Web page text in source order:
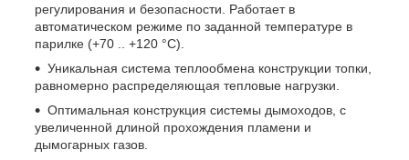
регулирования и безопасности. Работает в
автоматическом режиме по заданной температуре в
парилке (+70 .. +120 °C).
Уникальная система теплообмена конструкции топки,
равномерно распределяющая тепловые нагрузки.
Оптимальная конструкция системы дымоходов, с
увеличенной длиной прохождения пламени и
дымогарных газов.